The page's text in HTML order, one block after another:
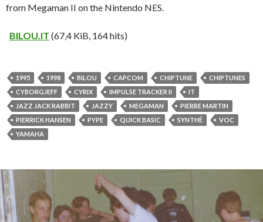
from Megaman II on the Nintendo NES.
BILOU.IT (67,4 KiB, 164 hits)
1995 1998 BILOU CAPCOM CHIPTUNE
CHIPTUNES
CYBORGJEFF
CYRIX IMPULSE TRACKER II
IT
JAZZ JACK RABBIT
JAZZY MEGAMAN
PIERRE MARTIN
PIERRICK HANSEN
PYPE QUICK BASIC SYNTHÉ
VOC
YAMAHA